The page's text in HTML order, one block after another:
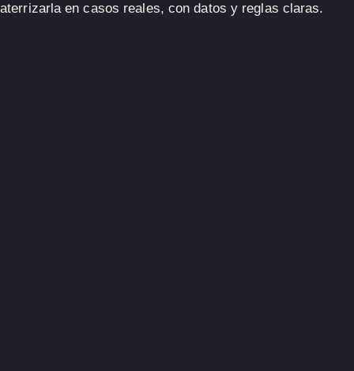
aterrizarla en casos reales, con datos y reglas claras.